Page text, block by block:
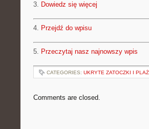
3. Dowiedz się więcej
4. Przejdź do wpisu
5. Przeczytaj nasz najnowszy wpis
CATEGORIES: UKRYTE ZATOCZKI I
Comments are closed.